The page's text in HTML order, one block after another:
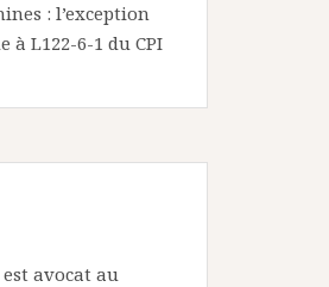
: l’exception
à L122-6-1 du CPI
avocat au